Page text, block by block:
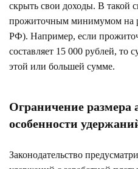
скрыть свои доходы. В такой
прожиточным минимумом на
РФ). Например, если
составляет 15 000 рублей, то
этой или большей сумме.
Ограничение размера
особенности
Законодательство